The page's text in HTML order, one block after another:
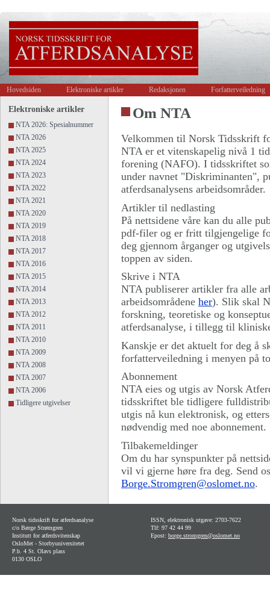
Hovedsiden Elektroniske artikler Redaksjonen Forfatterveiledning
Elektroniske artikler
NTA 2026: Spesialnummer
NTA 2026
NTA 2025
NTA 2024
NTA 2023
NTA 2022
NTA 2021
NTA 2020
NTA 2019
NTA 2018
NTA 2017
NTA 2016
NTA 2015
NTA 2014
NTA 2013
NTA 2012
NTA 2011
NTA 2010
NTA 2009
NTA 2008
NTA 2007
NTA 2006
Tidligere utgivelser
Om NTA
Velkommen til Norsk Tidsskrift
NTA er et vitenskapelig nivå 1
forening (NAFO). I tidsskriftet
under navnet "Diskriminanten",
atferdsanalysens arbeidsområder.
Artikler til nedlasting
På nettsidene våre kan du alle
pdf-filer og er fritt tilgjengelige
deg gjennom årganger og
toppen av siden.
Skrive i NTA
NTA publiserer artikler fra alle
arbeidsområdene her). Slik skal
forskning, teoretiske og
atferdsanalyse, i tillegg til
Kanskje er det aktuelt for deg å
forfatterveiledning i menyen på
Abonnement
NTA eies og utgis av Norsk
tidsskriftet ble tidligere
utgis nå kun elektronisk, og
nødvendig med noe abonnement.
Tilbakemeldinger
Om du har synspunkter på
vil vi gjerne høre fra deg. Send
Borge.Stromgren@oslomet.no.
Norsk tidsskrift for atferdsanalyse
c/o Børge Strømgren
Institutt for atferdsvitenskap
OsloMet - Storbyuniversitetet
P.b. 4 St. Olavs plass
0130 OSLO
ISSN, elektronisk utgave: 2703-7622
Tlf: 97 42 44 99
Epost: borge.stromgren@oslomet.no